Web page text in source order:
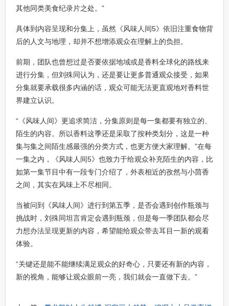
其他同类美食纪录片之处。”
具体到内容呈现和分集上，虽然《风味人间5》依旧注重食物背
后的人文与地理，却并不想增添观众在理解上的负担。
前期，团队也曾想过是否要依据地域或是香料全球化的路线来
进行分集，但刘殊同认为，还是要让更多普通观众接受，如果
分集就要承载很多内涵的话，观众可能无法更直观地对香料世
界建立认识。
“《风味人间》更追求简洁，分集原则是每一集都要有独立的、
陌生的内容。所以香料这季还是采取了按种类划分，这是一种
集与集之间陌生感最强的分类方式，也更方便大家理解。”在每
一集之内，《风味人间5》也致力于给观众补充陌生的内容，比
如第一集节目中有一段专门介绍了，外表相近的孜然与小茴香
之间，其实在风味上不尽相同。
当被问到《风味人间》进行到第五季，是否会遇到创作瓶颈与
挑战时，刘殊同坦言肯定会遇到瓶颈，但是每一季团队都会尽
力想办法呈现更新的内容，希望能给观众带去耳目一新的观看
体验。
“关键还是能不能继续满足观众的好奇心，只要还有新的内容，
新的视角，能够让观众眼前一亮，我们就会一直做下去。”